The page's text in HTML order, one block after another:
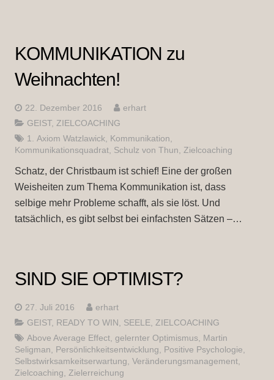
KOMMUNIKATION zu
Weihnachten!
22. Dezember 2016
erhart
GEIST, ZIELCOACHING
1. Axiom Watzlawick, Kommunikation,
Kommunikationsquadrat, Schulz von Thun, Zielcoaching
Schatz, der Christbaum ist schief! Eine der großen
Weisheiten zum Thema Kommunikation ist, dass
selbige mehr Probleme schafft, als sie löst. Und
tatsächlich, es gibt selbst bei einfachsten Sätzen –…
SIND SIE OPTIMIST?
27. Juli 2016
erhart
GEIST, READY TO WIN SEELE, ZIELCOACHING
Above Average Effect, gelernter Optimismus, Martin
Seligman, Persönlichkeitsentwicklung, Positive Psychologie,
Selbstwirksamkeitserwartung, Veränderungsmanagement,
Zielcoaching, Zielerreichung